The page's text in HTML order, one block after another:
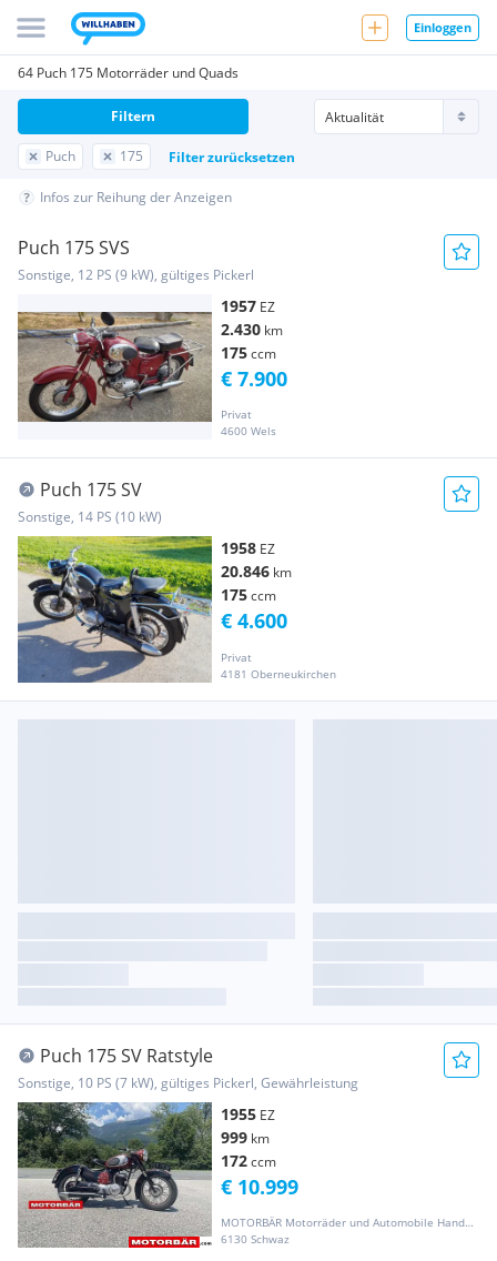
Einloggen
64 Puch 175 Motorräder und Quads
Puch 175 Filter zurücksetzen
Filtern
Infos zur Reihung der Anzeigen
Puch 175 SVS
Sonstige, 12 PS (9 kW), gültiges Pickerl
1957 EZ
2.430 km
175ccm
Privat
4600 Wels
€ 7.900
Puch 175 SV
Sonstige, 14 PS (10 kW)
1958 EZ
20.846 km
175ccm
Privat
4181 Oberneukirchen
€ 4.600
Puch 175 SV Ratstyle
Sonstige, 10 PS (7 kW), gültiges Pickerl, Gewährleistung
1955 EZ
999 km
172ccm
MOTORBÄR Motorräder und Automobile Handelsgesellschaft m.b.H.
6130 Schwaz
€ 10.999